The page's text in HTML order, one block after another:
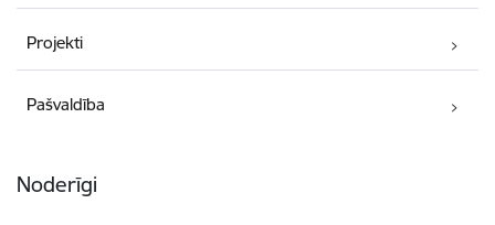
Projekti
Pašvaldība
Noderīgi